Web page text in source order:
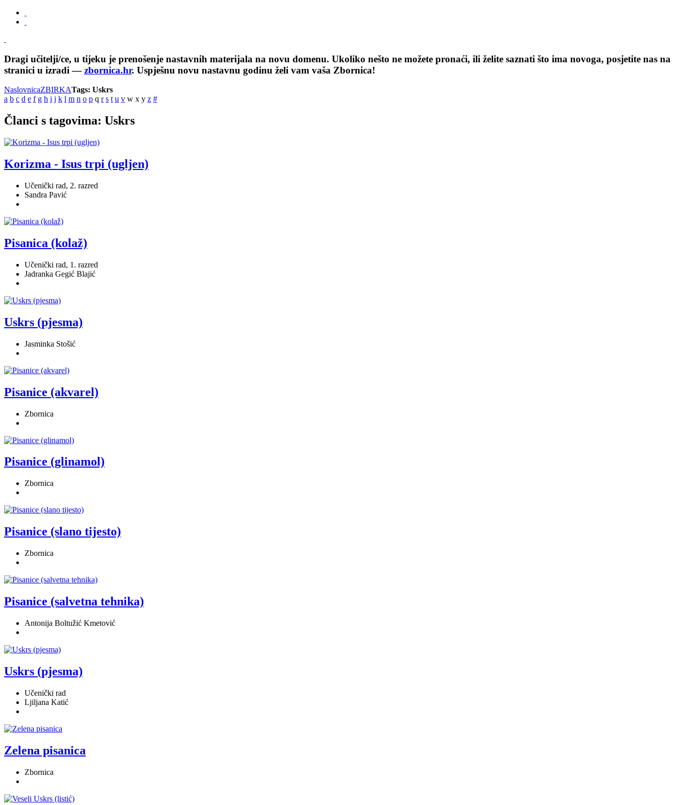
Dragi učitelji/ce, u tijeku je prenošenje nastavnih materijala na novu domenu. Ukoliko nešto ne možete pronaći, ili želite saznati što ima novoga, posjetite nas na
stranici u izradi —zbornica.hr. Uspješnu novu nastavnu godinu želi vam vaša Zbornica!
NaslovnicaZBIRKATags: Uskrs
a b c d e f g h i j k l m n o p q r s t u v w x y z #
Članci s tagovima: Uskrs
Korizma - Isus trpi (ugljen)
Učenički rad, 2. razred
Sandra Pavić
Pisanica (kolaž)
Učenički rad, 1. razred
Jadranka Gegić Blajić
Uskrs (pjesma)
Jasminka Stošić
Pisanice (akvarel)
Zbornica
Pisanice (glinamol)
Zbornica
Pisanice (slano tijesto)
Zbornica
Pisanice (salvetna tehnika)
Antonija Boltužić Kmetović
Uskrs (pjesma)
Učenički rad
Ljiljana Katić
Zelena pisanica
Zbornica